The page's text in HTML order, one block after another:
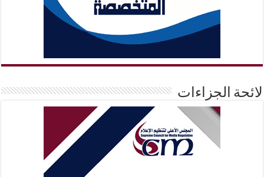
لائحة الجزاءات